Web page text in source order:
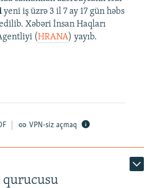
yeni iş üzrə 3 il 7 ay 17 gün həbs
Xəbəri İnsan Haqları
(HRANA) yayıb.
VPN-siz açmaq
qurucusu